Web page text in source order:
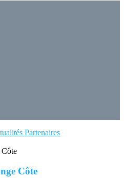
Partenaires
Côte